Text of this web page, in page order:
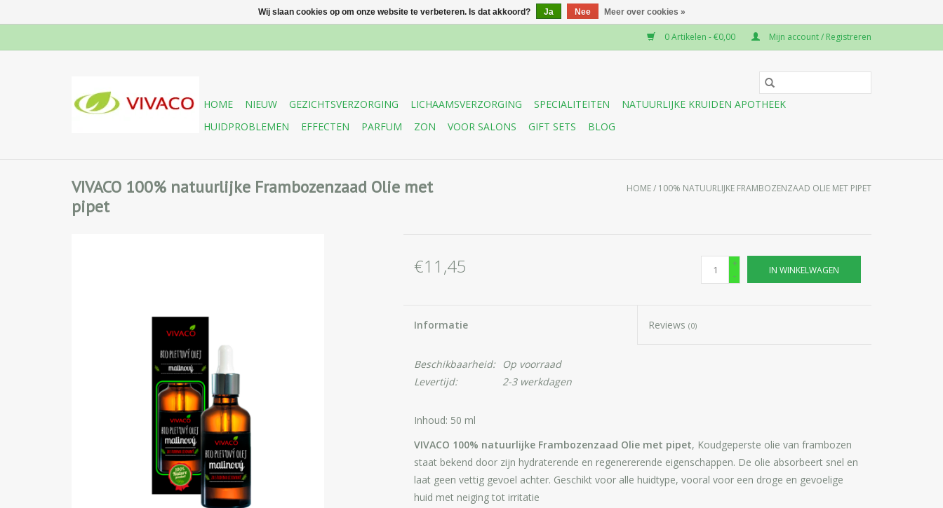
0 Artikelen - €0,00 Mijn account / Registreren
HOME NIEUW GEZICHTSVERZORGING LICHAAMSVERZORGING SPECIALITEITEN
NATUURLIJKE KRUIDEN APOTHEEK
HUIDPROBLEMEN
EFFECTEN PARFUM ZON VOOR SALONS GIFT SETS BLOG
VIVACO 100% natuurlijke Frambozenzaad Olie met
pipet
HOME/ 100% NATUURLIJKE FRAMBOZENZAAD OLIE MET PIPET
€11,45
+
-
IN WINKELWAGEN
Informatie Reviews(0)
Beschikbaarheid:
Op voorraad
Levertijd:
2-3 werkdagen
Inhoud: 50 ml
VIVACO 100% natuurlijke Frambozenzaad Olie met pipet, Koudgeperste olie van frambozen
staat bekend door zijn hydraterende en regenererende eigenschappen. De olie absorbeert snel en
laat geen vettig gevoel achter. Geschikt voor alle huidtype, vooral voor een droge en gevoelige
huid met neiging tot irritatie
Wij slaan cookies op om onze website te verbeteren. Is dat akkoord? Ja Nee Meer over cookies »